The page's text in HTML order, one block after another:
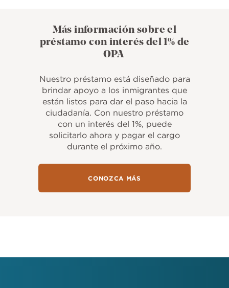
Más información sobre el
préstamo con interés del 1% de
OPA
Nuestro préstamo está diseñado para
brindar apoyo a los inmigrantes que
están listos para dar el paso hacia la
ciudadanía. Con nuestro préstamo
con un interés del 1%, puede
solicitarlo ahora y pagar el cargo
durante el próximo año.
CONOZCA MÁS